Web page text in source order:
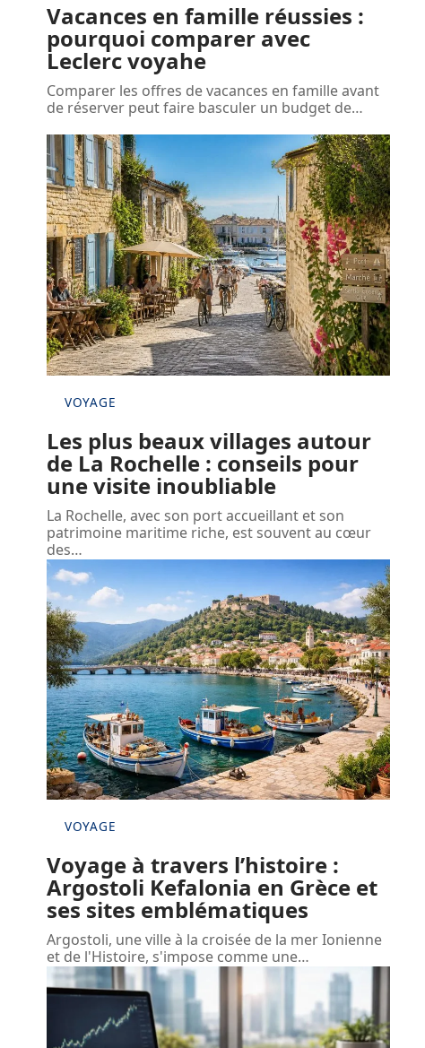
Vacances en famille réussies :
pourquoi comparer avec
Leclerc voyahe
Comparer les offres de vacances en famille avant
de réserver peut faire basculer un budget de…
VOYAGE
Les plus beaux villages autour
de La Rochelle : conseils pour
une visite inoubliable
La Rochelle, avec son port accueillant et son
patrimoine maritime riche, est souvent au cœur
des…
VOYAGE
Voyage à travers l’histoire :
Argostoli Kefalonia en Grèce et
ses sites emblématiques
Argostoli, une ville à la croisée de la mer Ionienne
et de l'Histoire, s'impose comme une…